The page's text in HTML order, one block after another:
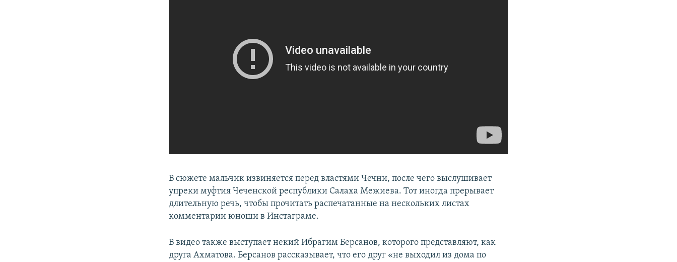
В сюжете мальчик извиняется перед властями Чечни, после чего выслушивает
упреки муфтия Чеченской республики Салаха Межиева. Тот иногда прерывает
длительную речь, чтобы прочитать распечатанные на нескольких листах
комментарии юноши в Инстаграме.​
В видео также выступает некий Ибрагим Берсанов, которого представляют, как
друга Ахматова. Берсанов рассказывает, что его друг «не выходил из дома по